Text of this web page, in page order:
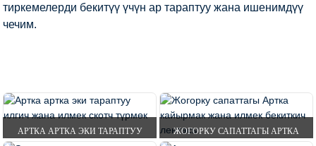
тиркемелерди бекитүү үчүн ар тараптуу жана ишенимдүү
чечим.
АРТКА АРТКА ЭКИ ТАРАПТУУ ЖОГОРКУ САПАТТАГЫ АРТКА